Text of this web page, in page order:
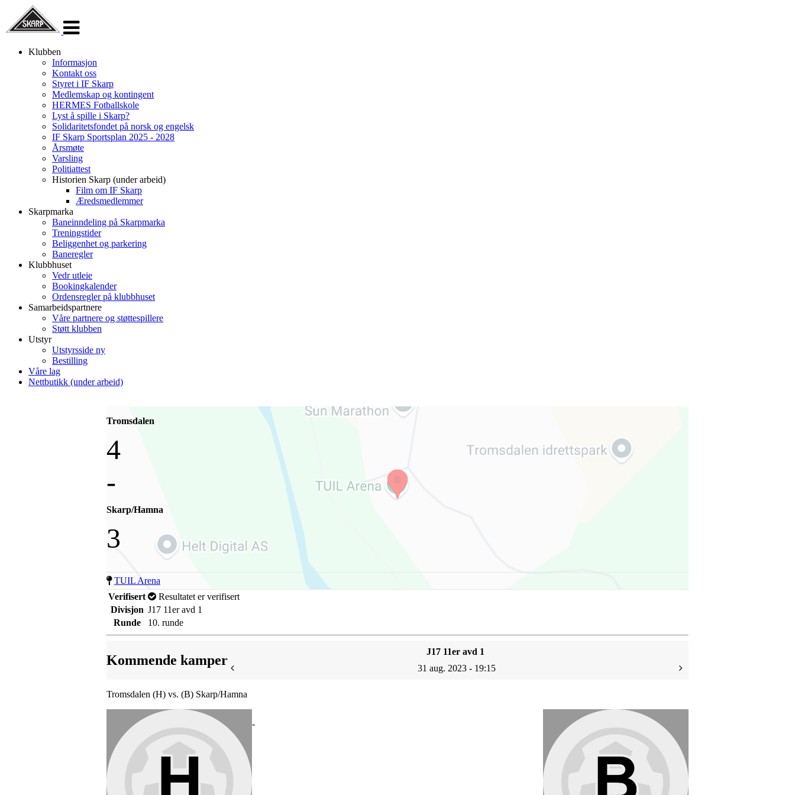
navigasjon
Klubben
Informasjon
Kontakt oss
Styret i IF Skarp
Medlemskap og kontingent
HERMES Fotballskole
Lyst å spille i Skarp?
Solidaritetsfondet på norsk og engelsk
IF Skarp Sportsplan 2025 - 2028
Årsmøte
Varsling
Politiattest
Historien Skarp (under arbeid)
Film om IF Skarp
Æredsmedlemmer
Skarpmarka
Baneinndeling på Skarpmarka
Treningstider
Beliggenhet og parkering
Baneregler
Klubbhuset
Vedr utleie
Bookingkalender
Ordensregler på klubbhuset
Samarbeidspartnere
Våre partnere og støttespillere
Støtt klubben
Utstyr
Utstyrsside ny
Bestilling
Våre lag
Nettbutikk (under arbeid)
Tromsdalen
4
-
Skarp/Hamna
3
TUIL Arena
Verifisert
Resultatet er verifisert
Divisjon J17 11er avd 1
Runde
10. runde
Kommende kamper
J17 11er avd 1
31 aug. 2023 - 19:15
Tromsdalen (H) vs. (B) Skarp/Hamna
-